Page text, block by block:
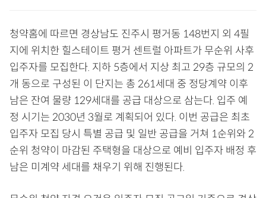
청약홈에 따르면 경상남도 진주시 평거동 148번지 외 4필
지에 위치한 힐스테이트 평거 센트럴 아파트가 무순위 사후
입주자를 모집한다. 지하 5층에서 지상 최고 29층 규모의 2
개 동으로 구성된 이 단지는 총 261세대 중 정당계약 이후
남은 잔여 물량 129세대를 공급 대상으로 삼는다. 입주 예
정 시기는 2030년 3월로 계획되어 있다. 이번 공급은 최초
입주자 모집 당시 특별 공급 및 일반 공급을 거쳐 1순위와 2
순위 청약이 마감된 주택형을 대상으로 예비 입주자 배정 후
남은 미계약 세대를 채우기 위해 진행된다.